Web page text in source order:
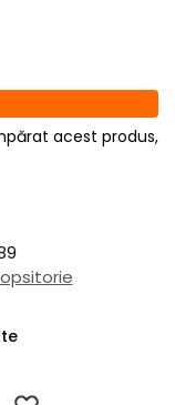
acest produs,